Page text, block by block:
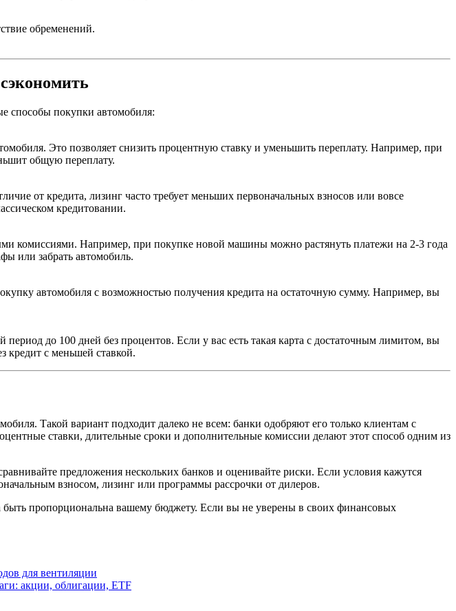
обременений.
способы покупки автомобиля:
Это позволяет снизить процентную ставку и уменьшить переплату. Например, при
общую переплату.
от кредита, лизинг часто требует меньших первоначальных взносов или вовсе
кредитовании.
комиссиями. Например, при покупке новой машины можно растянуть платежи на 2-3 года
или забрать автомобиль.
автомобиля с возможностью получения кредита на остаточную сумму. Например, вы
до 100 дней без процентов. Если у вас есть такая карта с достаточным лимитом, вы
кредит с меньшей ставкой.
Такой вариант подходит далеко не всем: банки одобряют его только клиентам с
ставки, длительные сроки и дополнительные комиссии делают этот способ одним из
предложения нескольких банков и оценивайте риски. Если условия кажутся
взносом, лизинг или программы рассрочки от дилеров.
быть пропорциональна вашему бюджету. Если вы не уверены в своих финансовых
для вентиляции
акции, облигации, ETF